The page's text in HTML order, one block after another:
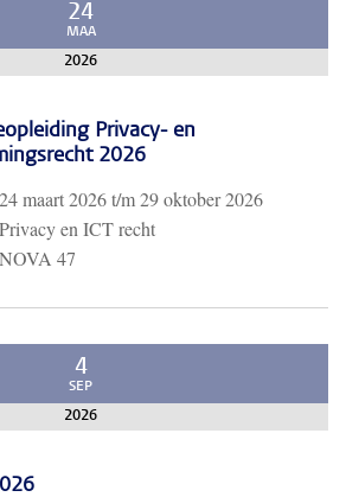
24
MAA
2026
Privacy- en
2026
24 maart 2026t/m29 oktober 2026
Privacy en ICT recht
NOVA 47
4
SEP
2026